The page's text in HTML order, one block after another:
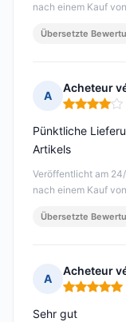
nach einem Kauf
Übersetzte
A
Acheteur
Hinweis: 4
Veröffentlicht am
nach einem Kauf
Pünktliche
Artikels
Übersetzte
A
Acheteur
Hinweis: 5
Sehr gut